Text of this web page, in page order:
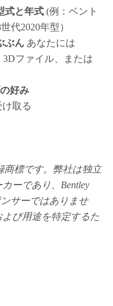
式と年式 (例：ベント
代2020年型）
ぶん あなたには
ファイル、または
好み
取る
商標です。弊社は独立
ーであり、Bentley
サーではありませ
び用途を特定するた